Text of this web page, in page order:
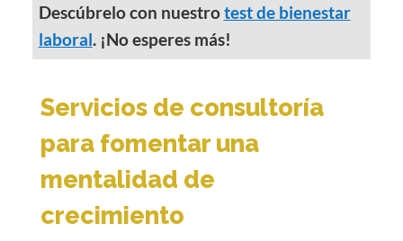
Descúbrelo con nuestrotest de bienestar
laboral. ¡No esperes más!
Servicios de consultoría
para fomentar una
mentalidad de
crecimiento